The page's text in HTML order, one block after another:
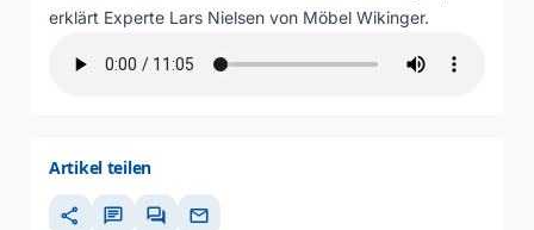
erklärt Experte Lars Nielsen von Möbel Wikinger.
Artikel teilen
share chat forum mail